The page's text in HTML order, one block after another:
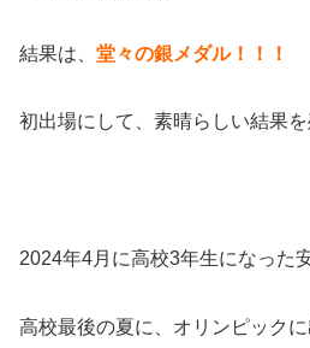
結果は、 堂々の銀メダル！！！
初出場にして、素晴らしい結果
2024年4月に高校3年生になった
高校最後の夏に、オリンピック